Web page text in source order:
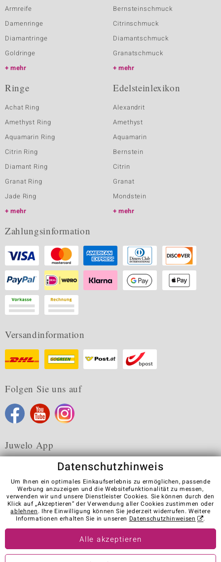
Armreife
Damenringe
Diamantringe
Goldringe
mehr
Bernsteinschmuck
Citrinschmuck
Diamantschmuck
Granatschmuck
mehr
Ringe
Achat Ring
Amethyst Ring
Aquamarin Ring
Citrin Ring
Diamant Ring
Granat Ring
Jade Ring
mehr
Edelsteinlexikon
Alexandrit
Amethyst
Aquamarin
Bernstein
Citrin
Granat
Mondstein
mehr
Zahlungsinformation
Versandinformation
Folgen Sie uns auf
Juwelo App
Karriere AGB Datenschutz Cookies
Impressum
Kontakt
Vertrag widerrufen
Visit our stores in other countries:
Datenschutzhinweis
Um Ihnen ein optimales Einkaufserlebnis zu ermöglichen, passende
Werbung anzuzeigen und die Websitefunktionalität zu messen,
verwenden wir und unsere Dienstleister Cookies. Sie können durch den
Klick auf „Akzeptieren“ der Verwendung aller Cookies zustimmen oder
ablehnen. Ihre Einwilligung können Sie jederzeit widerrufen. Weitere
Informationen erhalten Sie in unseren Datenschutzhinweisen .
Alle akzeptieren